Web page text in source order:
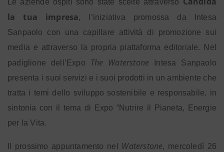
Le aziende ospiti sono state scelte attraverso
la tua impresa , l’iniziativa promossa da Intesa
Sanpaolo con una capillare attività di promozione sui
media e attraverso la propria piattaforma editoriale. Nel
padiglione dell’Expo
The Waterstone Intesa Sanpaolo
presenta i suoi servizi e i suoi prodotti in un ambiente che
tratta i temi dello sviluppo sostenibile e responsabile, in
sintonia con il tema di Expo “Nutrire il Pianeta, Energie
per la Vita.
Il prossimo appuntamento nel Waterstone, mercoledì 26